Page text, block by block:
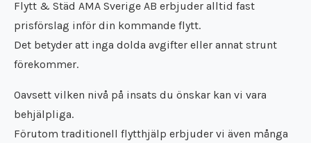
Flytt & Städ AMA Sverige AB erbjuder alltid fast
prisförslag inför din kommande flytt.
Det betyder att inga dolda avgifter eller annat strunt
förekommer.
Oavsett vilken nivå på insats du önskar kan vi vara
behjälpliga.
Förutom traditionell flytthjälp erbjuder vi även många